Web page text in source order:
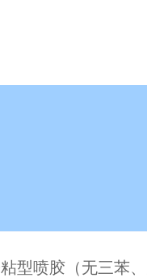
型喷胶（无三苯、